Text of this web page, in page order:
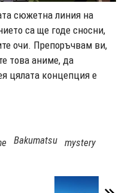
сюжетна линия на
са ще годе сносни,
очи. Препоръчвам ви,
това аниме, да
цялата концепция е
Bakumatsu mystery